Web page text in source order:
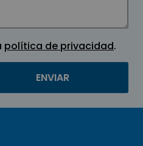
política de privacidad.